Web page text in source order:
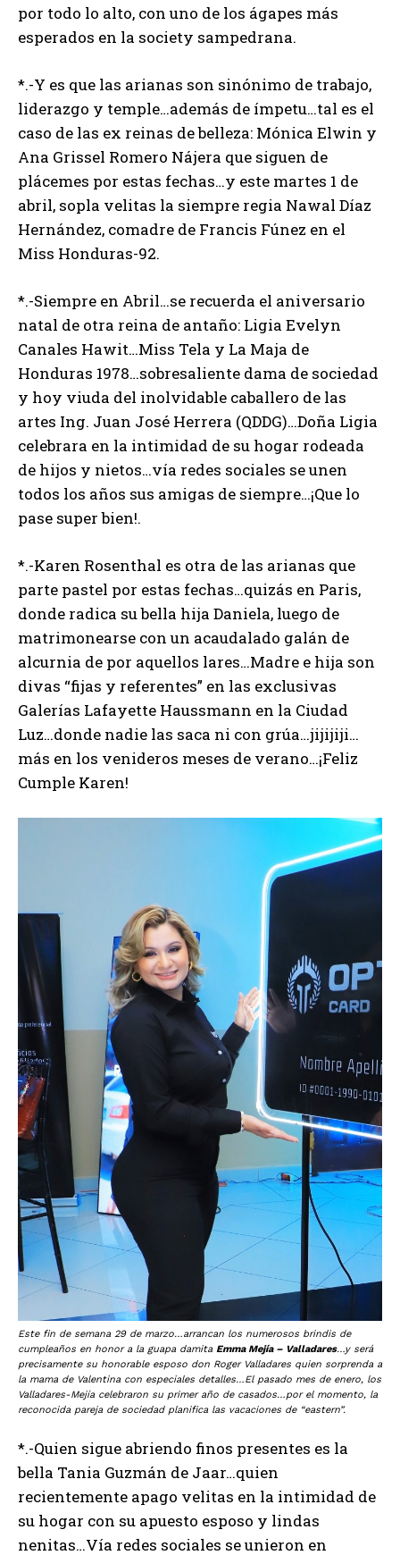
por todo lo alto, con uno de los ágapes más
esperados en la society sampedrana.
*.-Y es que las arianas son sinónimo de trabajo,
liderazgo y temple…además de ímpetu…tal es el
caso de las ex reinas de belleza: Mónica Elwin y
Ana Grissel Romero Nájera que siguen de
plácemes por estas fechas…y este martes 1 de
abril, sopla velitas la siempre regia Nawal Díaz
Hernández, comadre de Francis Fúnez en el
Miss Honduras-92.
*.-Siempre en Abril…se recuerda el aniversario
natal de otra reina de antaño: Ligia Evelyn
Canales Hawit…Miss Tela y La Maja de
Honduras 1978…sobresaliente dama de sociedad
y hoy viuda del inolvidable caballero de las
artes Ing. Juan José Herrera (QDDG)…Doña Ligia
celebrara en la intimidad de su hogar rodeada
de hijos y nietos…vía redes sociales se unen
todos los años sus amigas de siempre…¡Que lo
pase super bien!.
*.-Karen Rosenthal es otra de las arianas que
parte pastel por estas fechas…quizás en Paris,
donde radica su bella hija Daniela, luego de
matrimonearse con un acaudalado galán de
alcurnia de por aquellos lares…Madre e hija son
divas “fijas y referentes” en las exclusivas
Galerías Lafayette Haussmann en la Ciudad
Luz…donde nadie las saca ni con grúa…jijijiji…
más en los venideros meses de verano…¡Feliz
Cumple Karen!
Este fin de semana 29 de marzo…arrancan los numerosos brindis de
cumpleaños en honor a la guapa damita Emma Mejía – Valladares…y será
precisamente su honorable esposo don Roger Valladares quien sorprenda a
la mama de Valentina con especiales detalles…El pasado mes de enero, los
Valladares-Mejía celebraron su primer año de casados…por el momento, la
reconocida pareja de sociedad planifica las vacaciones de “eastern”.
*.-Quien sigue abriendo finos presentes es la
bella Tania Guzmán de Jaar…quien
recientemente apago velitas en la intimidad de
su hogar con su apuesto esposo y lindas
nenitas…Vía redes sociales se unieron en